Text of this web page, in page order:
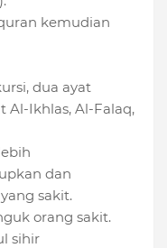
kemudian
dua ayat
Al-Ikhlas, Al-Falaq,
dan
sakit.
orang sakit.
sihir